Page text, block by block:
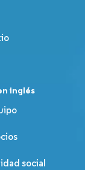
inglés
social